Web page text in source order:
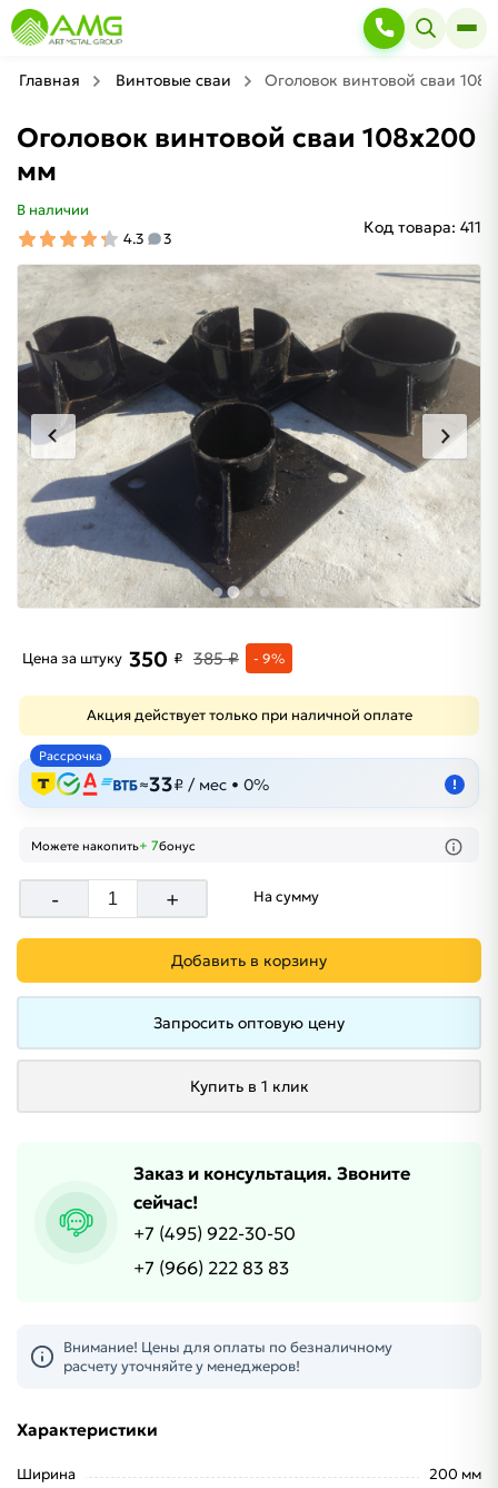
Главная Винтовые сваи Оголовок винтовой сваи
Оголовок винтовой сваи 108х200
мм
В наличии
4.3
3
Код товара: 411
Цена за штуку 350 ₽ 385 ₽ - 9%
Акция действует только при наличной оплате
Рассрочка
≈33₽ / мес • 0% !
Можете накопить+ 7бонус
- + На сумму
Добавить в корзину
Запросить оптовую цену
Купить в 1 клик
Заказ и консультация. Звоните
сейчас!
+7 (495) 922-30-50
+7 (966) 222 83 83
Внимание! Цены для оплаты по безналичному
расчету уточняйте у менеджеров!
Характеристики
Ширина
200 мм